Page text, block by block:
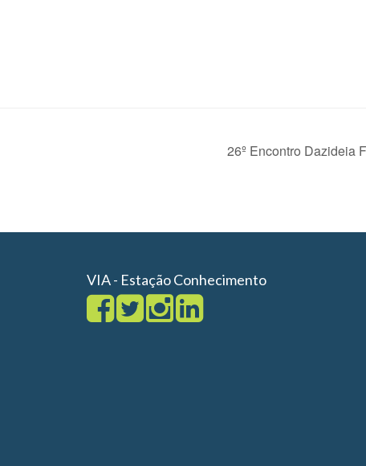
26º Encontro Dazideia
VIA - Estação Conhecimento